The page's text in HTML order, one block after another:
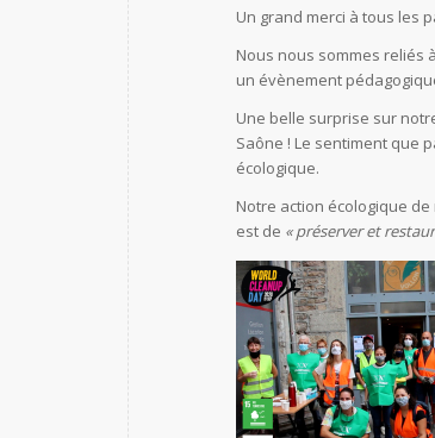
Un grand merci à tous les
Nous nous sommes reliés
un évènement
Une belle surprise sur
Saône ! Le sentiment que
écologique.
Notre action écologique
est de « préserver et